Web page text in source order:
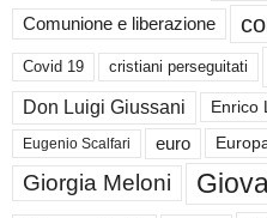
Comunione e liberazione
Covid 19 cristiani perseguitati
Don Luigi Giussani Enrico
Eugenio Scalfari euro
Giorgia Meloni